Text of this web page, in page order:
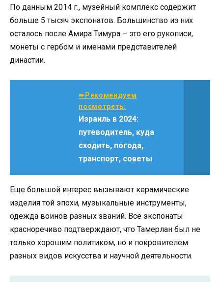
По данным 2014 г., музейный комплекс содержит
больше 5 тысяч экспонатов. Большинство из них
осталось после Амира Тимура – это его рукописи,
монеты с гербом и именами представителей
династии.
➨Рекомендуем
посмотреть:
Израиль в 2024:
путеводитель, куда
сходить, погода,
транспорт, советы
Еще большой интерес вызывают керамические
изделия той эпохи, музыкальные инструменты,
одежда воинов разных званий. Все экспонаты
красноречиво подтверждают, что Тамерлан был не
только хорошим политиком, но и покровителем
разных видов искусства и научной деятельности.